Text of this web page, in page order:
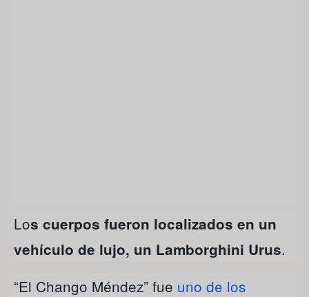
Los cuerpos fueron localizados en un
vehículo de lujo, un Lamborghini Urus.
“El Chango Méndez” fue uno de los